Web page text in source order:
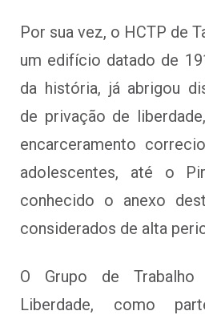
Por sua vez, o HCTP de
um edifício datado de
da história, já abrigou
de privação de
encarceramento
adolescentes, até o
conhecido o anexo
considerados de alta
O Grupo de
Liberdade, como